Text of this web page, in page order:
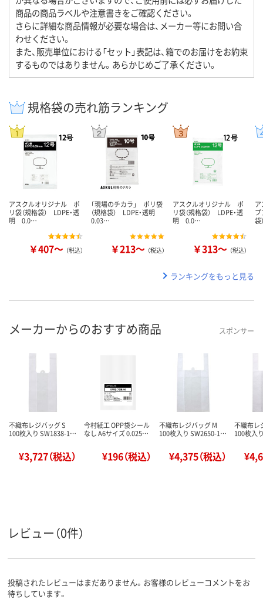
商品の商品ラベルや注意書きをご確認ください。
さらに詳細な商品情報が必要な場合は、メーカー等にお問い合
わせください。
また、販売単位における「セット」表記は、箱でのお届けをお約束
するものではありません。あらかじめご了承ください。
規格袋の売れ筋ランキング
アスクルオリジナル ポ
リ袋（規格袋） LDPE・透
明 0.0…
￥407～ （税込）
「現場のチカラ」 ポリ袋
（規格袋） LDPE・透明
0.03…
￥213～ （税込）
アスクルオリジナル ポ
リ袋（規格袋） LDPE・透
明 0.0…
￥313～ （税込）
プ
袋
ランキングをもっと見る
メーカーからのおすすめ商品 スポンサー
不織布レジバッグ S
100枚入り SW1838-1…
¥3,727（税込）
今村紙工 OPP袋シール
なし A6サイズ 0.025…
¥196（税込）
不織布レジバッグ M
100枚入り SW2650-1…
¥4,375（税込）
不織布レ
100枚入
レビュー（0件）
投稿されたレビューはまだありません。お客様のレビューコメントをお
待ちしています。